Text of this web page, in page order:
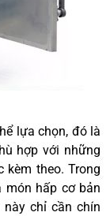
lựa chọn, đó là
hợp với những
kèm theo. Trong
món hấp cơ bản
chỉ cần chín